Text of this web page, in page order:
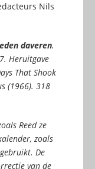
Nils
daveren.
Heruitgave
That Shook
(1966). 318
Reed ze
zoals
De
van de